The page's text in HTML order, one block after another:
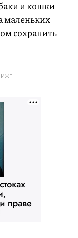
и кошки
маленьких
сохранить